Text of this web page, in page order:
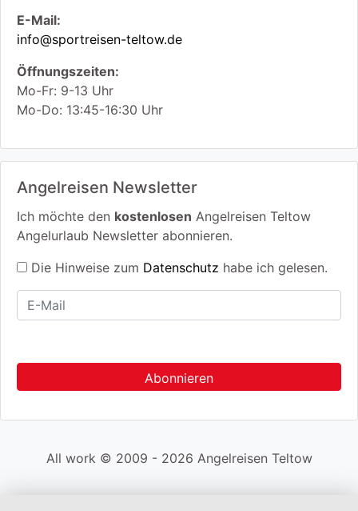
E-Mail:
info@sportreisen-teltow.de
Öffnungszeiten:
Mo-Fr: 9-13 Uhr
Mo-Do: 13:45-16:30 Uhr
Angelreisen Newsletter
Ich möchte den kostenlosen Angelreisen Teltow
Angelurlaub Newsletter abonnieren.
Die Hinweise zum Datenschutz habe ich gelesen.
All work © 2009 - 2026 Angelreisen Teltow